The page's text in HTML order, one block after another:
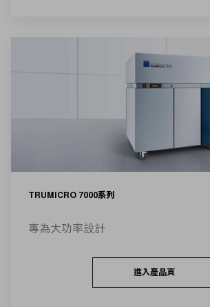
TRUMICRO 7000系列
專為大功率設計
進入產品頁